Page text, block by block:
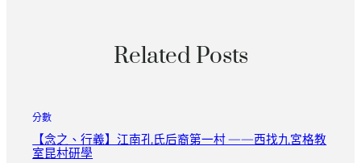
Related Posts
分數
【念之、行義】江南孔氏后裔第一村 ——西找九宮格教
室昆村研學